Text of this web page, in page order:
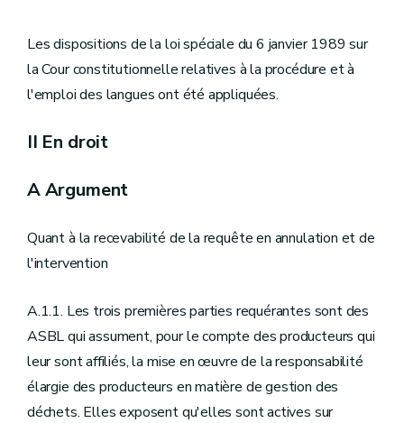
Les dispositions de la loi spéciale du 6 janvier 1989 sur
la Cour constitutionnelle relatives à la procédure et à
l'emploi des langues ont été appliquées.
II En droit
A Argument
Quant à la recevabilité de la requête en annulation et de
l'intervention
A.1.1. Les trois premières parties requérantes sont des
ASBL qui assument, pour le compte des producteurs qui
leur sont affiliés, la mise en œuvre de la responsabilité
élargie des producteurs en matière de gestion des
déchets. Elles exposent qu'elles sont actives sur